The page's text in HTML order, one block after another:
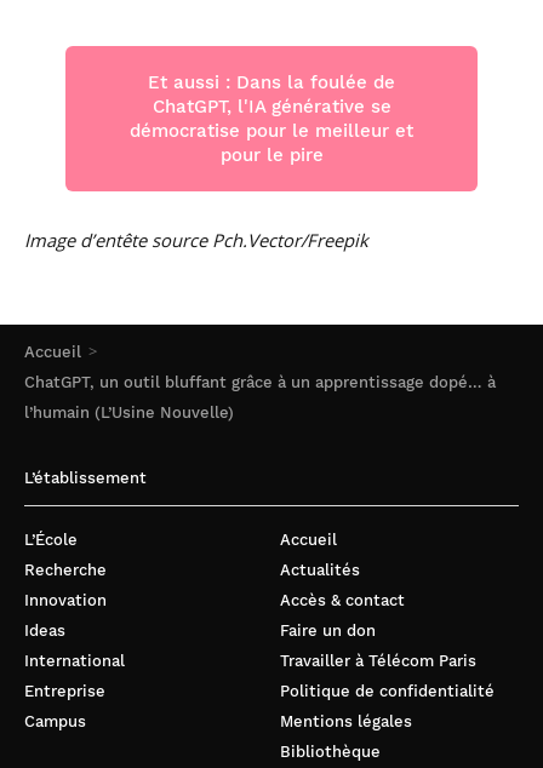
Accueil
ChatGPT, un outil bluffant grâce à un apprentissage dopé… à
l’humain (L’Usine Nouvelle)
Et aussi : Dans la foulée de
ChatGPT, l'IA générative se
démocratise pour le meilleur et
pour le pire
Image d’entête source Pch.Vector/Freepik
L’établissement
L’École
Recherche
Innovation
Ideas
International
Entreprise
Campus
Accueil
Actualités
Accès & contact
Faire un don
Travailler à Télécom Paris
Politique de confidentialité
Mentions légales
Bibliothèque